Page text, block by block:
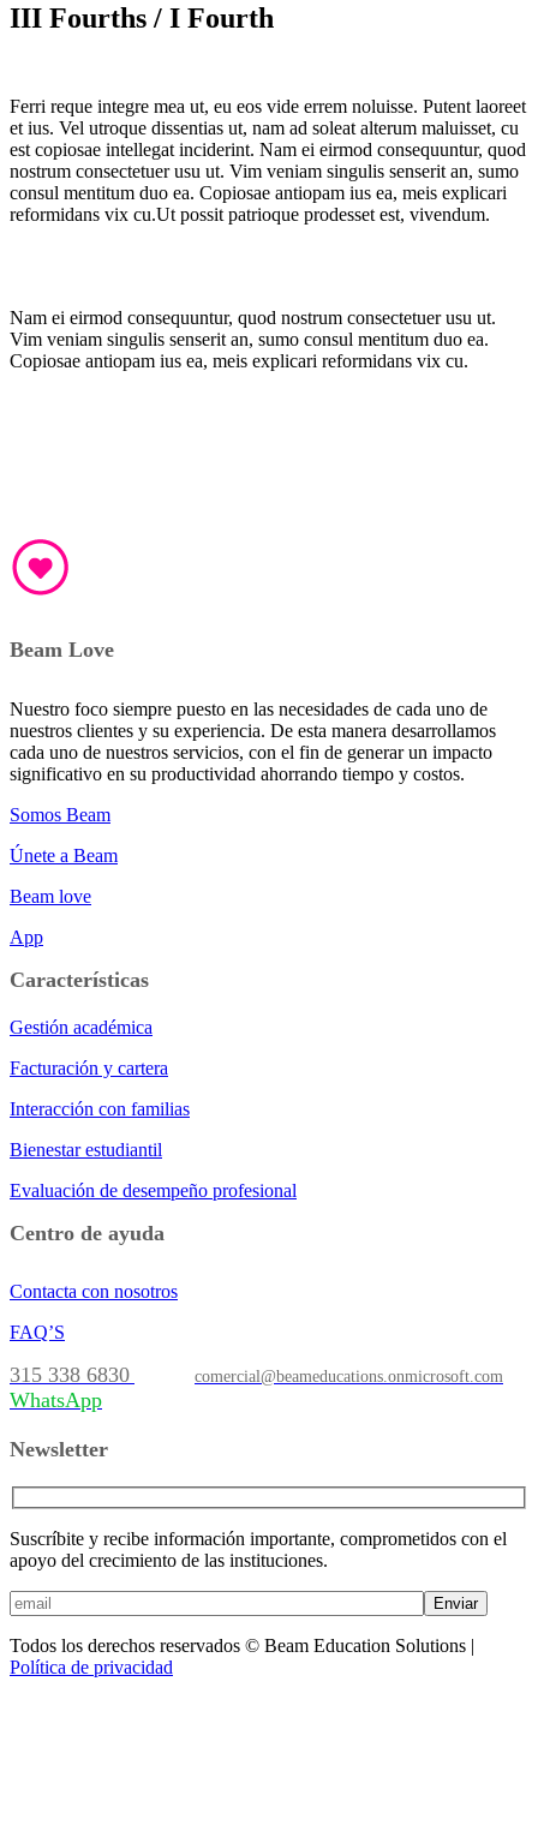
III Fourths / I Fourth
Ferri reque integre mea ut, eu eos vide errem noluisse. Putent laoreet
et ius. Vel utroque dissentias ut, nam ad soleat alterum maluisset, cu
est copiosae intellegat inciderint. Nam ei eirmod consequuntur, quod
nostrum consectetuer usu ut. Vim veniam singulis senserit an, sumo
consul mentitum duo ea. Copiosae antiopam ius ea, meis explicari
reformidans vix cu.Ut possit patrioque prodesset est, vivendum.
Nam ei eirmod consequuntur, quod nostrum consectetuer usu ut.
Vim veniam singulis senserit an, sumo consul mentitum duo ea.
Copiosae antiopam ius ea, meis explicari reformidans vix cu.
Beam Love
Nuestro foco siempre puesto en las necesidades de cada uno de
nuestros clientes y su experiencia. De esta manera desarrollamos
cada uno de nuestros servicios, con el fin de generar un impacto
significativo en su productividad ahorrando tiempo y costos.
Somos Beam
Únete a Beam
Beam love
App
Características
Gestión académica
Facturación y cartera
Interacción con familias
Bienestar estudiantil
Evaluación de desempeño profesional
Centro de ayuda
Contacta con nosotros
FAQ’S
315 338 6830 comercial@beameducations.onmicrosoft.com
WhatsApp
Newsletter
Suscríbite y recibe información importante, comprometidos con el
apoyo del crecimiento de las instituciones.
Enviar
Todos los derechos reservados © Beam Education Solutions |
Política de privacidad